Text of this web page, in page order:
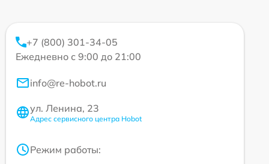
+7 (800) 301-34-05
Ежедневно с 9:00 до 21:00
info@re-hobot.ru
ул. Ленина, 23
Адрес сервисного центра Hobot
Режим работы: